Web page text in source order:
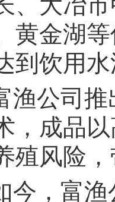
黄金湖
到饮用
渔公司推
，成品
殖风险
今，富